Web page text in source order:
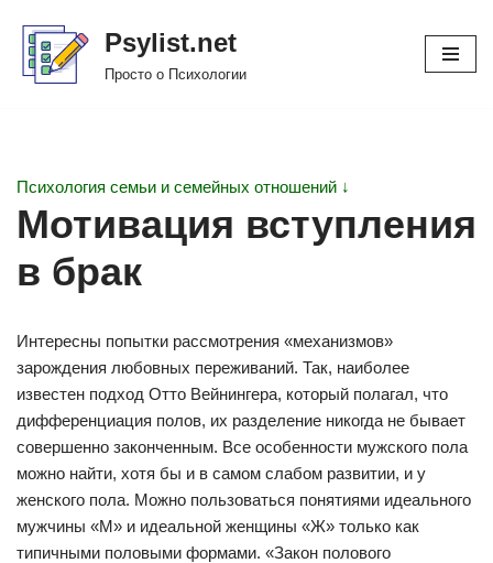
Перейти
Psylist.net
Просто о Психологии
Психология семьи и семейных отношений ↓
Мотивация вступления
в брак
Интересны попытки рассмотрения «механизмов»
зарождения любовных переживаний. Так, наиболее
известен подход Отто Вейнингера, который полагал, что
дифференциация полов, их разделение никогда не бывает
совершенно законченным. Все особенности мужского пола
можно найти, хотя бы и в самом слабом развитии, и у
женского пола. Можно пользоваться понятиями идеального
мужчины «М» и идеальной женщины «Ж» только как
типичными половыми формами. «Закон полового